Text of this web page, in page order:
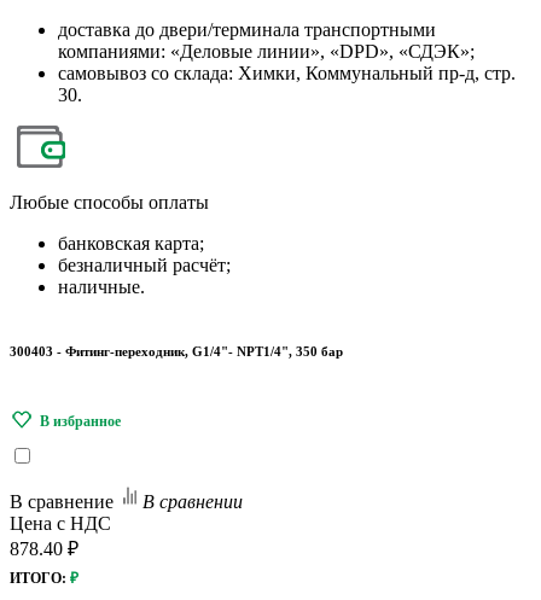
доставка до двери/терминала транспортными
компаниями: «Деловые линии», «DPD», «СДЭК»;
самовывоз со склада: Химки, Коммунальный пр-д, стр.
30.
Любые способы оплаты
банковская карта;
безналичный расчёт;
наличные.
300403 - Фитинг-переходник, G1/4"- NPT1/4", 350 бар
В сравнение
В сравнении
Цена с НДС
878.40 ₽
ИТОГО: ₽